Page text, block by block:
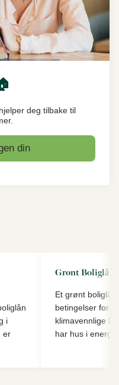
deg tilbake til
din
i
er
Grønt Boliglån
Et grønt
betingelser fordi
klimavennlige
har hus i